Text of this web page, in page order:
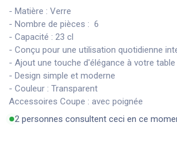
- Matière : Verre
- Nombre de pièces : 6
- Capacité : 23 cl
- Conçu pour une utilisation quotidienne
- Ajout une touche d'élégance à votre table
- Design simple et moderne
- Couleur : Transparent
Accessoires Coupe : avec poignée
2 personnes consultent ceci en ce